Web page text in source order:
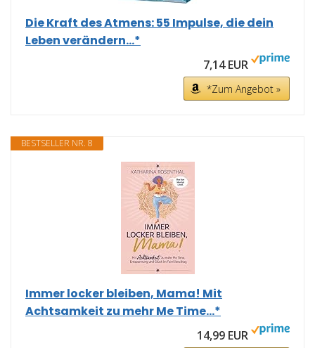
Die Kraft des Atmens: 55 Impulse, die dein
Leben verändern...*
7,14 EUR
*Zum Angebot »
BESTSELLER NR. 8
Immer locker bleiben, Mama! Mit
Achtsamkeit zu mehr Me Time...*
14,99 EUR